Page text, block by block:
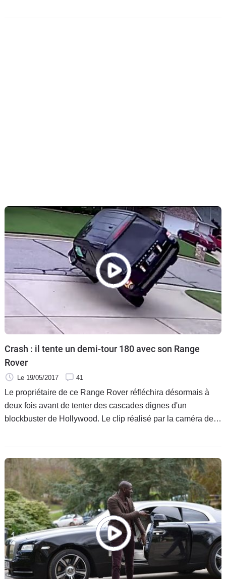
Crash : il tente un demi-tour 180 avec son Range
Rover
Le 19/05/2017 41
Le propriétaire de ce Range Rover réfléchira désormais à
deux fois avant de tenter des cascades dignes d'un
blockbuster de Hollywood. Le clip réalisé par la caméra de
bien peu académique.